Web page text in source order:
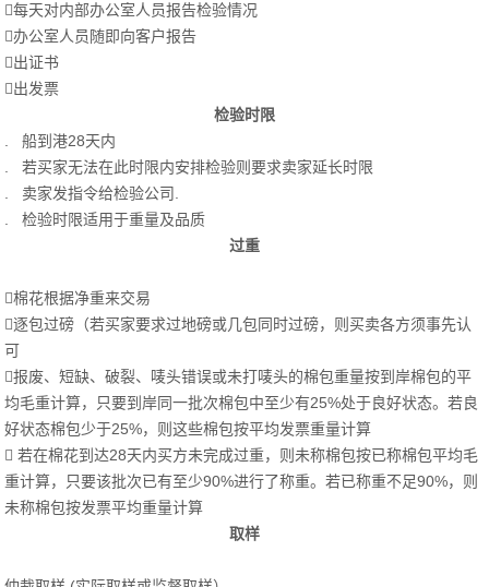
每天对内部办公室人员报告检验情况
办公室人员随即向客户报告
出证书
出发票
检验时限
. 船到港28天内
. 若买家无法在此时限内安排检验则要求卖家延长时限
. 卖家发指令给检验公司.
. 检验时限适用于重量及品质
过重
棉花根据净重来交易
逐包过磅（若买家要求过地磅或几包同时过磅，则买卖各方须事先认
可
报废、短缺、破裂、唛头错误或未打唛头的棉包重量按到岸棉包的平
均毛重计算，只要到岸同一批次棉包中至少有25%处于良好状态。若良
好状态棉包少于25%，则这些棉包按平均发票重量计算
 若在棉花到达28天内买方未完成过重，则未称棉包按已称棉包平均毛
重计算，只要该批次已有至少90%进行了称重。若已称重不足90%，则
未称棉包按发票平均重量计算
取样